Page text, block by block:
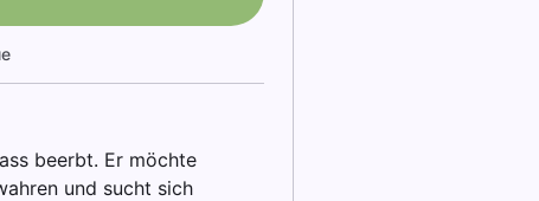
beerbt. Er möchte
und sucht sich